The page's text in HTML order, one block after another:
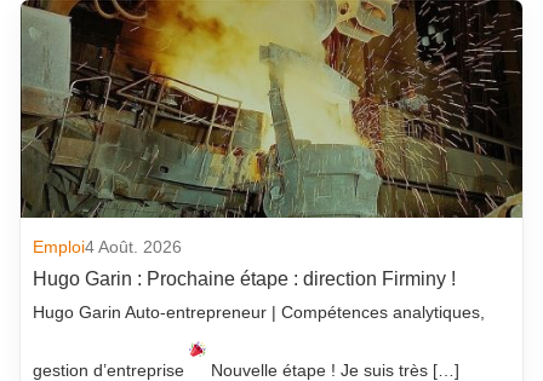
Emploi4 Août. 2026
Hugo Garin : Prochaine étape : direction Firminy !
Hugo Garin Auto-entrepreneur | Compétences analytiques,
gestion d’entreprise Nouvelle étape ! Je suis très […]